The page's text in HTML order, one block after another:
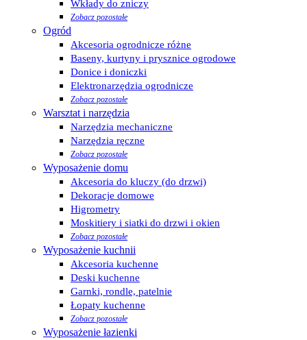
Wkłady do zniczy
Zobacz pozostałe
Ogród
Akcesoria ogrodnicze różne
Baseny, kurtyny i prysznice ogrodowe
Donice i doniczki
Elektronarzędzia ogrodnicze
Zobacz pozostałe
Warsztat i narzędzia
Narzędzia mechaniczne
Narzędzia ręczne
Zobacz pozostałe
Wyposażenie domu
Akcesoria do kluczy (do drzwi)
Dekoracje domowe
Higrometry
Moskitiery i siatki do drzwi i okien
Zobacz pozostałe
Wyposażenie kuchnii
Akcesoria kuchenne
Deski kuchenne
Garnki, rondle, patelnie
Łopaty kuchenne
Zobacz pozostałe
Wyposażenie łazienki